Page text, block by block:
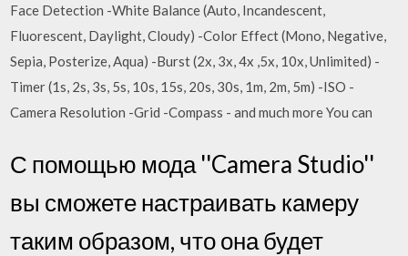
Face Detection -White Balance (Auto, Incandescent,
Fluorescent, Daylight, Cloudy) -Color Effect (Mono, Negative,
Sepia, Posterize, Aqua) -Burst (2x, 3x, 4x ,5x, 10x, Unlimited) -
Timer (1s, 2s, 3s, 5s, 10s, 15s, 20s, 30s, 1m, 2m, 5m) -ISO -
Camera Resolution -Grid -Compass - and much more You can
С помощью мода ''Camera Studio''
вы сможете настраивать камеру
таким образом, что она будет